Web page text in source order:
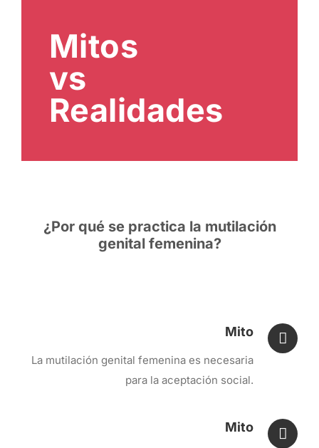
Mitos
vs
Realidades
¿Por qué se practica la mutilación
genital femenina?
Mito
La mutilación genital femenina es necesaria
para la aceptación social.
Mito